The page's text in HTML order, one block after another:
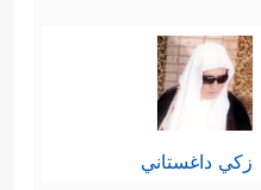
زكي داغستاني